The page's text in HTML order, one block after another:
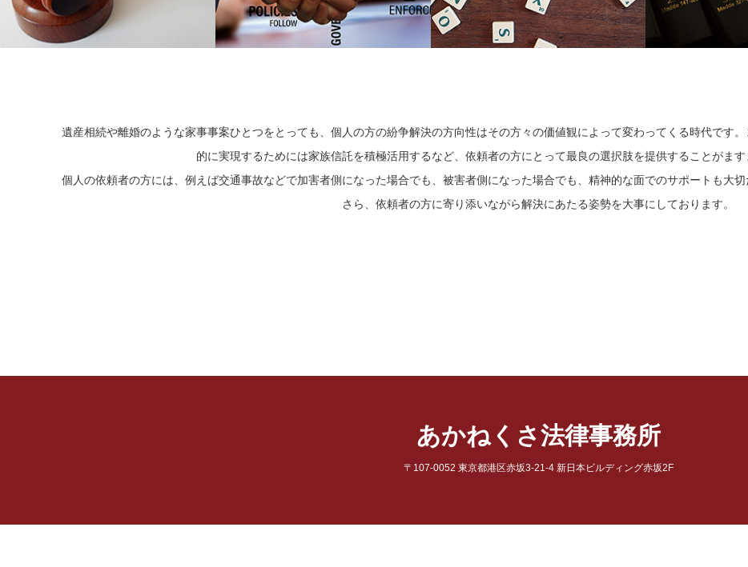
遺産相続や離婚のような家事事案ひとつをとっても、個人の方の紛争解決の方向性はその方々の価値観によって変わってくる時代です
的に実現するためには家族信託を積極活用するなど、依頼者の方にとって最良の選択肢を提供することがます
個人の依頼者の方には、例えば交通事故などで加害者側になった場合でも、被害者側になった場合でも、精神的な面でのサポートも大
さら、依頼者の方に寄り添いながら解決にあたる姿勢を大事にしております。
あかねくさ法律事務所
〒107-0052 東京都港区赤坂3-21-4 新日本ビルディング赤坂2F